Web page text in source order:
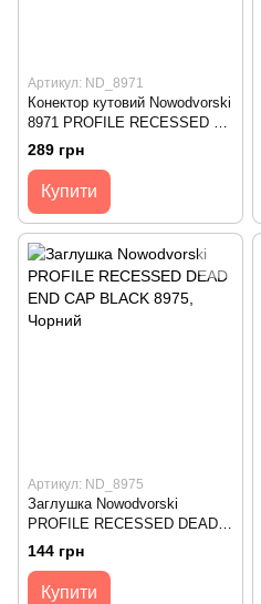
Артикул: ND_8971
Конектор кутовий Nowodvorski
8971 PROFILE RECESSED L-
CONNECTOR BLACK
289 грн
Купити
Артикул: ND_8975
Заглушка Nowodvorski
PROFILE RECESSED DEAD
END CAP BLACK 8975
144 грн
Купити